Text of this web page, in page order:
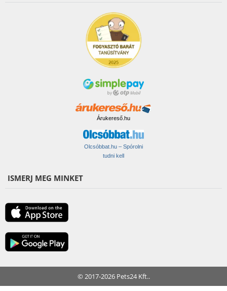
Árukereső.hu
Olcsóbbat.hu – Spórolni
tudni kell
ISMERJ MEG MINKET
© 2017-2026 Pets24 Kft..